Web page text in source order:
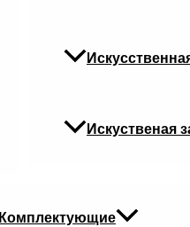
Искуственая
Комплектующие